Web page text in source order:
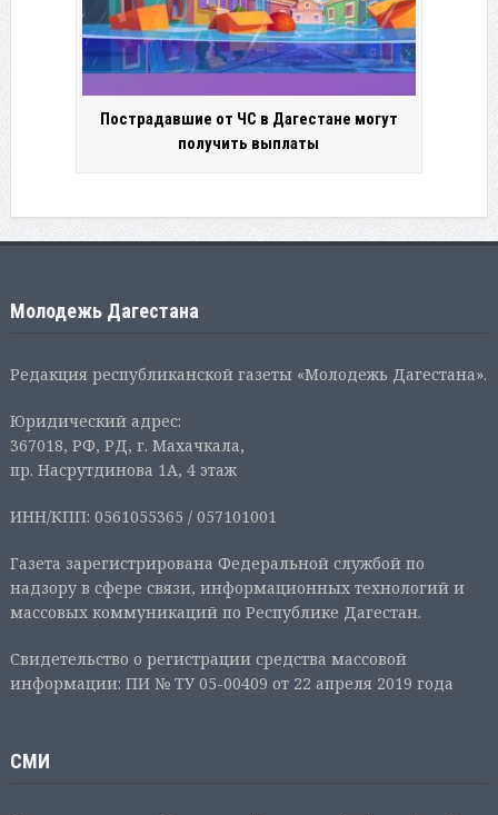
Пострадавшие от ЧС в Дагестане могут
получить выплаты
Молодежь Дагестана
Редакция республиканской газеты «Молодежь Дагестана».
Юридический адрес:
367018, РФ, РД, г. Махачкала,
пр. Насрутдинова 1А, 4 этаж
ИНН/КПП: 0561055365 / 057101001
Газета зарегистрирована Федеральной службой по
надзору в сфере связи, информационных технологий и
массовых коммуникаций по Республике Дагестан.
Свидетельство о регистрации средства массовой
информации: ПИ № ТУ 05-00409 от 22 апреля 2019 года
СМИ